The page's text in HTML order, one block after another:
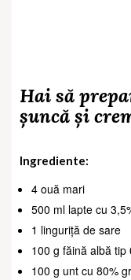
Hai să
șuncă și
Ingrediente:
4 ouă mari
500 ml lapte cu
1 linguriță de sare
100 g făină albă tip
100 g unt cu 80%